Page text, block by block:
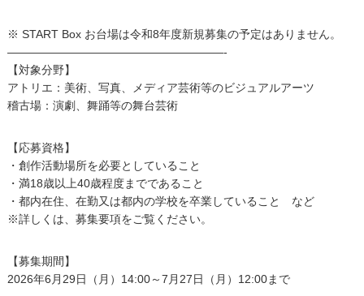
※ START Box お台場は令和8年度新規募集の予定はありません。
———————————————————-
【対象分野】
アトリエ：美術、写真、メディア芸術等のビジュアルアーツ
稽古場：演劇、舞踊等の舞台芸術
【応募資格】
・創作活動場所を必要としていること
・満18歳以上40歳程度までであること
・都内在住、在勤又は都内の学校を卒業していること など
※詳しくは、募集要項をご覧ください。
【募集期間】
2026年6月29日（月）14:00～7月27日（月）12:00まで